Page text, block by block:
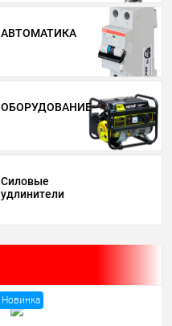
АВТОМАТИКА
ОБОРУДОВАНИЕ
Силовые
удлинители
Новинка